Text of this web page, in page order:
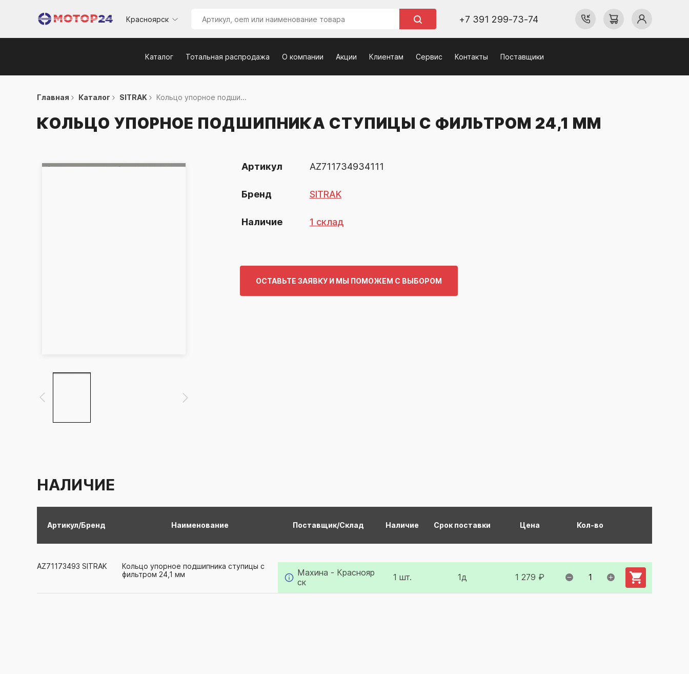
Красноярск +7 391 299-73-74
Каталог Тотальная распродажа О компании Акции Клиентам Сервис Контакты Поставщики
Главная Каталог SITRAK Кольцо упорное подши...
КОЛЬЦО УПОРНОЕ ПОДШИПНИКА СТУПИЦЫ С ФИЛЬТРОМ 24,1 ММ
Артикул AZ711734934111
Бренд SITRAK
Наличие 1 склад
ОСТАВЬТЕ ЗАЯВКУ И МЫ ПОМОЖЕМ С ВЫБОРОМ
НАЛИЧИЕ
Артикул/Бренд Наименование Поставщик/Склад Наличие Срок поставки Цена Кол-во
AZ71173493 SITRAK
Кольцо упорное подшипника ступицы с
фильтром 24,1 мм
Махина - Краснояр
ск
1 шт. 1д 1 279 ₽